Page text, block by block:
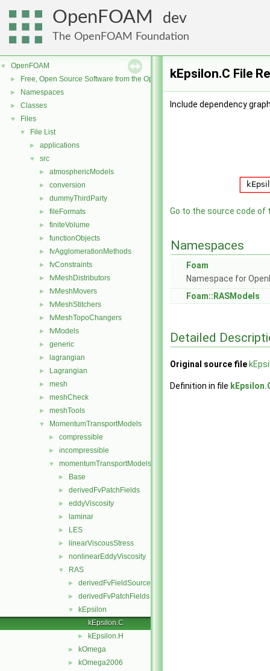
OpenFOAM dev
The OpenFOAM Foundation
▼ OpenFOAM
► Free, Open Source Software from the OpenFOAM Foundation
► Namespaces
► Classes
▼ Files
▼ File List
► applications
▼ src
► atmosphericModels
► conversion
► dummyThirdParty
► fileFormats
► finiteVolume
► functionObjects
► fvAgglomerationMethods
► fvConstraints
► fvMeshDistributors
► fvMeshMovers
► fvMeshStitchers
► fvMeshTopoChangers
► fvModels
► generic
► lagrangian
► Lagrangian
► mesh
► meshCheck
► meshTools
▼ MomentumTransportModels
► compressible
► incompressible
▼ momentumTransportModels
► Base
► derivedFvPatchFields
► eddyViscosity
► laminar
► LES
► linearViscousStress
► nonlinearEddyViscosity
▼ RAS
► derivedFvFieldSources
► derivedFvPatchFields
▼
kEpsilon
kEpsilon.C
► kEpsilon.H
► kOmega
► kOmega2006
kEpsilon.C File
Include dependency
Go to the source code of
Namespaces
Foam
Namespace for
Foam::RASModels
Detailed
Original source file
Definition in file